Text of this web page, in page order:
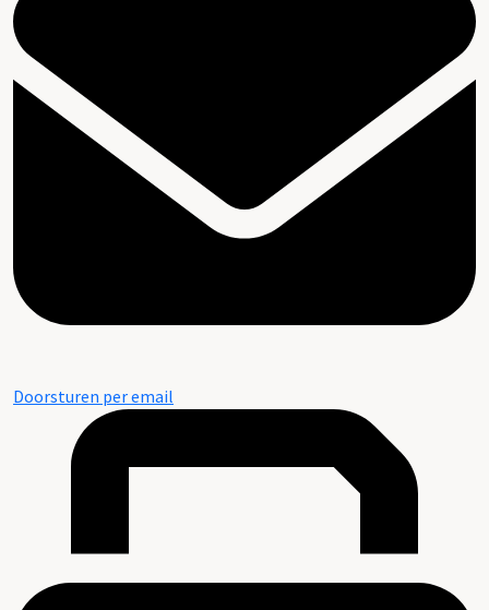
Doorsturen per email